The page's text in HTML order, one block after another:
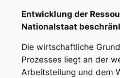
Entwicklung der
Nationalstaat
Die wirtschaftliche
Prozesses liegt an der
Arbeitsteilung und dem